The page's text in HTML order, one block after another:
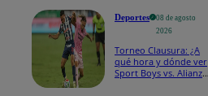
Deportes
08 de agosto
2026
Torneo Clausura: ¿A
qué hora y dónde ver
Sport Boys vs. Alianza